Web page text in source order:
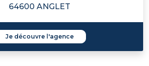
64600 ANGLET
Je découvre l'agence